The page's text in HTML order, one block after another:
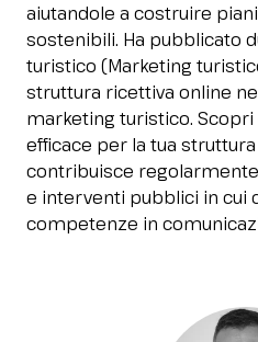
OTTIENI IL TUO
aiutandole a costruire
sostenibili. Ha pubblicato
turistico (Marketing
struttura ricettiva online
marketing turistico. Scopri
efficace per la tua
contribuisce
e interventi pubblici in cui
competenze in